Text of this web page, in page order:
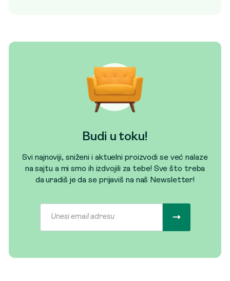
Budi u toku!
Svi najnoviji, sniženi i aktuelni proizvodi se već nalaze
na sajtu a mi smo ih izdvojili za tebe! Sve što treba
da uradiš je da se prijaviš na naš Newsletter!